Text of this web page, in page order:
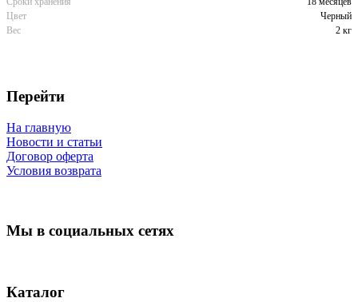
Цвет
Черный
Вес
2 кг
Перейти
На главную
Новости и статьи
Договор оферта
Условия возврата
Мы в социальных сетях
Каталог